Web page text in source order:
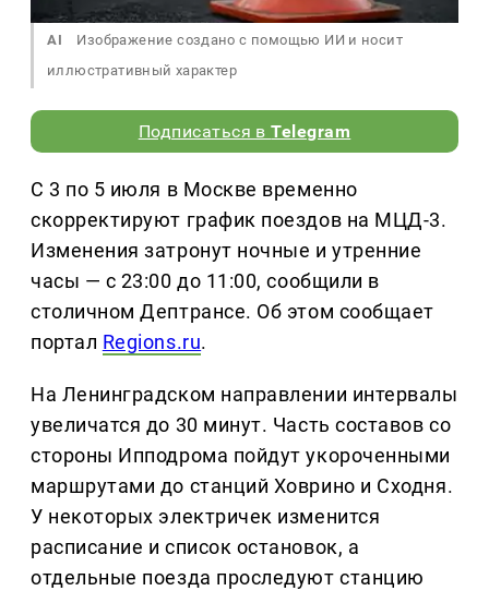
AI
Изображение создано с помощью ИИ и носит
иллюстративный характер
Подписаться вTelegram
С 3 по 5 июля в Москве временно
скорректируют график поездов на МЦД-3.
Изменения затронут ночные и утренние
часы — с 23:00 до 11:00, сообщили в
столичном Дептрансе. Об этом сообщает
портал Regions.ru.
На Ленинградском направлении интервалы
увеличатся до 30 минут. Часть составов со
стороны Ипподрома пойдут укороченными
маршрутами до станций Ховрино и Сходня.
У некоторых электричек изменится
расписание и список остановок, а
отдельные поезда проследуют станцию